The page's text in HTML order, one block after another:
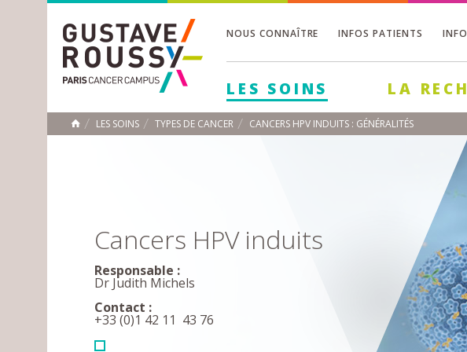
NOUS CONNAÎTRE INFOS PATIENTS
LES SOINS LA
ACCUEIL
LES SOINS TYPES DE CANCER CANCERS HPV INDUITS : GÉNÉRALITÉS
Cancers HPV induits
Responsable :
Dr Judith Michels
Contact :
+33 (0)1 42 11 43 76